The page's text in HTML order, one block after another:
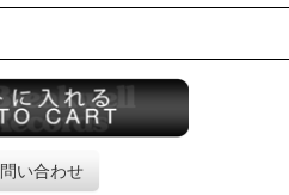
い合わせ